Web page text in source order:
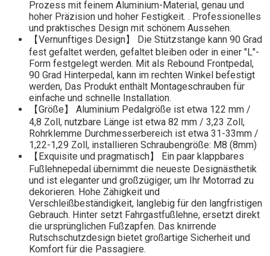
Prozess mit feinem Aluminium-Material, genau und
hoher Präzision und hoher Festigkeit. . Professionelles
und praktisches Design mit schönem Aussehen.
【Vernunftiges Design】 Die Stützstange kann 90 Grad
fest gefaltet werden, gefaltet bleiben oder in einer "L"-
Form festgelegt werden. Mit als Rebound Frontpedal,
90 Grad Hinterpedal, kann im rechten Winkel befestigt
werden, Das Produkt enthält Montageschrauben für
einfache und schnelle Installation.
【Größe】 Aluminium Pedalgröße ist etwa 122 mm /
4,8 Zoll, nutzbare Länge ist etwa 82 mm / 3,23 Zoll,
Rohrklemme Durchmesserbereich ist etwa 31-33mm /
1,22-1,29 Zoll, installieren Schraubengröße: M8 (8mm)
【Exquisite und pragmatisch】 Ein paar klappbares
Fußlehnepedal übernimmt die neueste Designästhetik
und ist eleganter und großzügiger, um Ihr Motorrad zu
dekorieren. Hohe Zähigkeit und
Verschleißbeständigkeit, langlebig für den langfristigen
Gebrauch. Hinter setzt Fahrgastfußlehne, ersetzt direkt
die ursprünglichen Fußzapfen. Das knirrende
Rutschschutzdesign bietet großartige Sicherheit und
Komfort für die Passagiere.